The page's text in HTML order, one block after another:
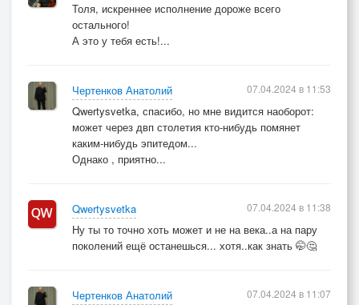
Толя, искреннее исполнение дороже всего
остального!
А это у тебя есть!...
Чертенков Анатолий
Qwertysvetka, спасибо, но мне видится наоборот:
может через двп столетия кто-нибудь помянет
каким-нибудь эпитедом...
Однако , приятно...
07.04.2024 в 11:53
Qwertysvetka
Ну ты то точно хоть может и не на века..а на пару
поколений ещё останешься... хотя..как знать 🤭🤔
07.04.2024 в 11:38
Чертенков Анатолий 07.04.2024 в 11:07